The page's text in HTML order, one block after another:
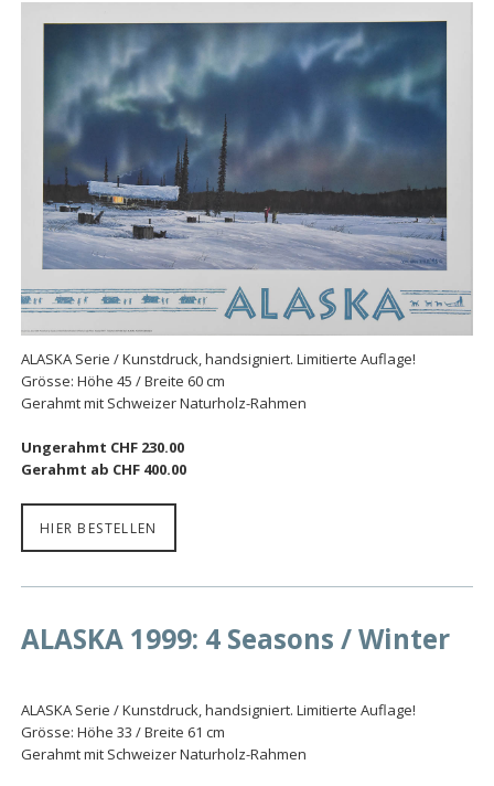
ALASKA Serie / Kunstdruck, handsigniert. Limitierte Auflage!
Grösse: Höhe 45 / Breite 60 cm
Gerahmt mit Schweizer Naturholz-Rahmen
Ungerahmt CHF 230.00
Gerahmt ab CHF 400.00
HIER BESTELLEN
ALASKA 1999: 4 Seasons / Winter
ALASKA Serie / Kunstdruck, handsigniert. Limitierte Auflage!
Grösse: Höhe 33 / Breite 61 cm
Gerahmt mit Schweizer Naturholz-Rahmen